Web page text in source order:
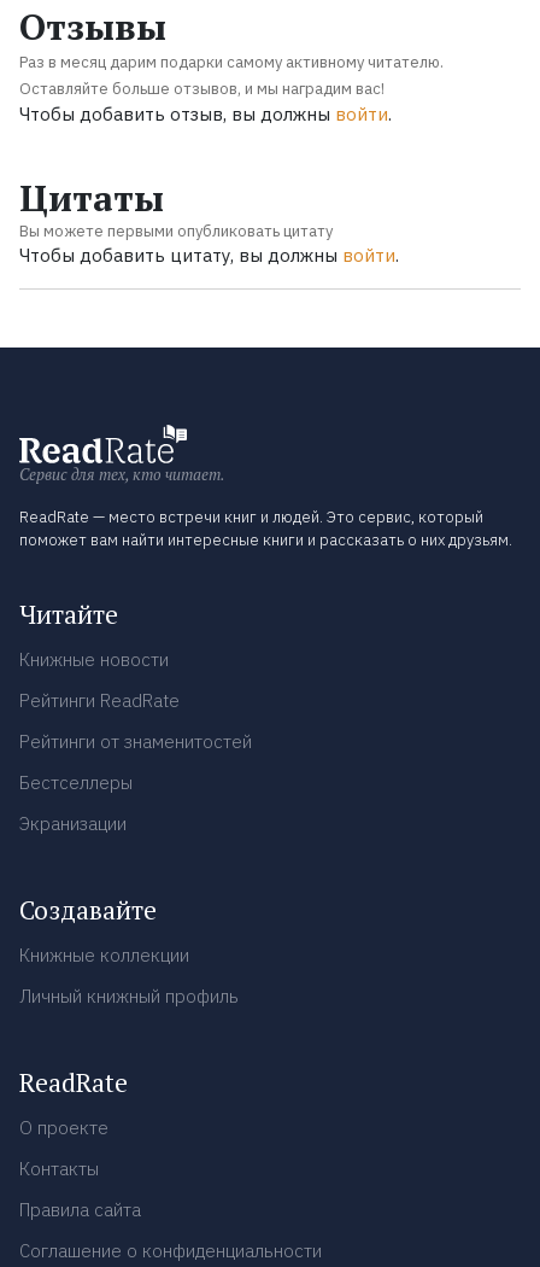
Отзывы
Раз в месяц дарим подарки самому активному читателю.
Оставляйте больше отзывов, и мы наградим вас!
Чтобы добавить отзыв, вы должны войти.
Цитаты
Вы можете первыми опубликовать цитату
Чтобы добавить цитату, вы должны войти.
Сервис для тех, кто читает.
ReadRate — место встречи книг и людей. Это сервис, который
поможет вам найти интересные книги и рассказать о них друзьям.
Читайте
Книжные новости
Рейтинги ReadRate
Рейтинги от знаменитостей
Бестселлеры
Экранизации
Создавайте
Книжные коллекции
Личный книжный профиль
ReadRate
О проекте
Контакты
Правила сайта
Соглашение о конфиденциальности